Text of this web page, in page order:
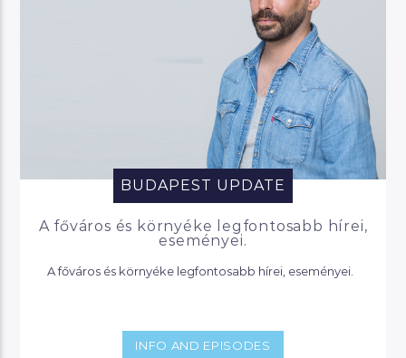
BUDAPEST UPDATE
A főváros és környéke legfontosabb hírei,
eseményei.
INFO AND EPISODES